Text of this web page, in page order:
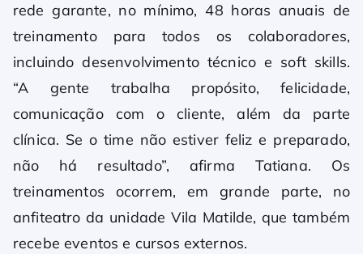
rede garante, no mínimo, 48 horas anuais de
treinamento para todos os colaboradores,
incluindo desenvolvimento técnico e soft skills.
“A gente trabalha propósito, felicidade,
comunicação com o cliente, além da parte
clínica. Se o time não estiver feliz e preparado,
não há resultado”, afirma Tatiana. Os
treinamentos ocorrem, em grande parte, no
anfiteatro da unidade Vila Matilde, que também
recebe eventos e cursos externos.